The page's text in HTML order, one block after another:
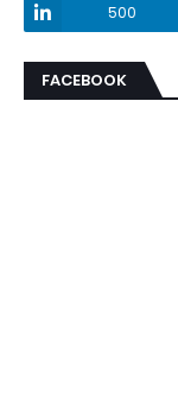
500
FACEBOOK